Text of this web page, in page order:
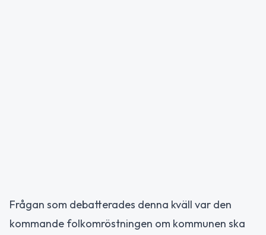
Frågan som debatterades denna kväll var den
kommande folkomröstningen om kommunen ska